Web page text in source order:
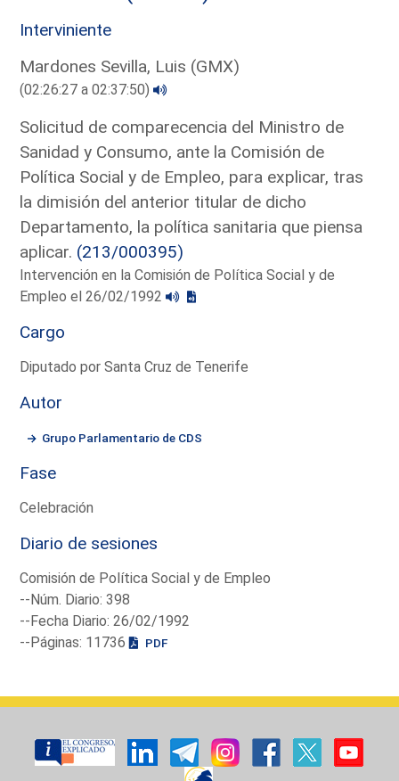
Interviniente
Mardones Sevilla, Luis (GMX)
(02:26:27 a 02:37:50)
Solicitud de comparecencia del Ministro de
Sanidad y Consumo, ante la Comisión de
Política Social y de Empleo, para explicar, tras
la dimisión del anterior titular de dicho
Departamento, la política sanitaria que piensa
aplicar. (213/000395)
Intervención en la Comisión de Política Social y de
Empleo el 26/02/1992
Cargo
Diputado por Santa Cruz de Tenerife
Autor
Grupo Parlamentario de CDS
Fase
Celebración
Diario de sesiones
Comisión de Política Social y de Empleo
--Núm. Diario: 398
--Fecha Diario: 26/02/1992
--Páginas: 11736
PDF